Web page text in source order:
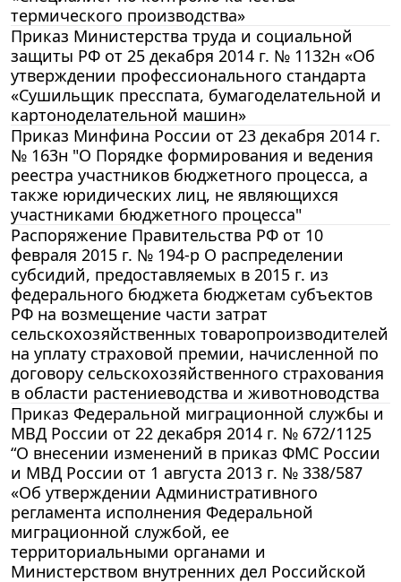
термического производства»
Приказ Министерства труда и социальной
защиты РФ от 25 декабря 2014 г. № 1132н «Об
утверждении профессионального стандарта
«Сушильщик пресспата, бумагоделательной и
картоноделательной машин»
Приказ Минфина России от 23 декабря 2014 г.
№ 163н "О Порядке формирования и ведения
реестра участников бюджетного процесса, а
также юридических лиц, не являющихся
участниками бюджетного процесса"
Распоряжение Правительства РФ от 10
февраля 2015 г. № 194-р О распределении
субсидий, предоставляемых в 2015 г. из
федерального бюджета бюджетам субъектов
РФ на возмещение части затрат
сельскохозяйственных товаропроизводителей
на уплату страховой премии, начисленной по
договору сельскохозяйственного страхования
в области растениеводства и животноводства
Приказ Федеральной миграционной службы и
МВД России от 22 декабря 2014 г. № 672/1125
“О внесении изменений в приказ ФМС России
и МВД России от 1 августа 2013 г. № 338/587
«Об утверждении Административного
регламента исполнения Федеральной
миграционной службой, ее
территориальными органами и
Министерством внутренних дел Российской